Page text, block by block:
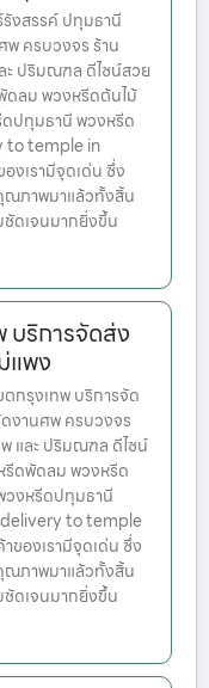
งสรรค์ ปทุมธานี
พ ครบวงจร ร้าน
ะ ปริมณฑล ดีไซน์สวย
ดลม พวงหรีดต้นไม้
ดปทุมธานี พวงหรีด
to temple in
งเรามีจุดเด่น ซึ่ง
ณภาพมาแล้วทั้งสิ้น
ดเจนมากยิ่งขึ้น
บริการจัดส่ง
แพง
กรุงเทพ บริการจัด
งานศพ ครบวงจร
และ ปริมณฑล ดีไซน์
รีดพัดลม พวงหรีด
วงหรีดปทุมธานี
to temple
ของเรามีจุดเด่น ซึ่ง
ณภาพมาแล้วทั้งสิ้น
ดเจนมากยิ่งขึ้น